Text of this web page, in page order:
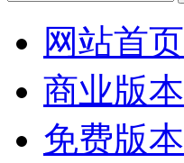
网站首页
商业版本
免费版本